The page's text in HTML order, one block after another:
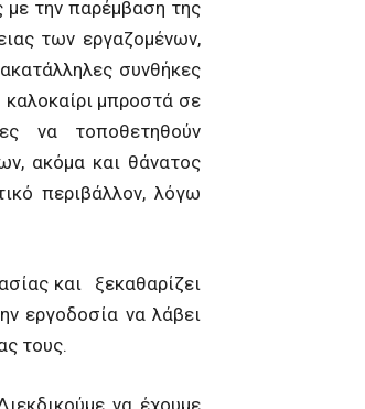
την παρέμβαση της
των εργαζομένων,
συνθήκες
καλοκαίρι μπροστά σε
να τοποθετηθούν
ακόμα και θάνατος
περιβάλλον, λόγω
και ξεκαθαρίζει
εργοδοσία να λάβει
τους.